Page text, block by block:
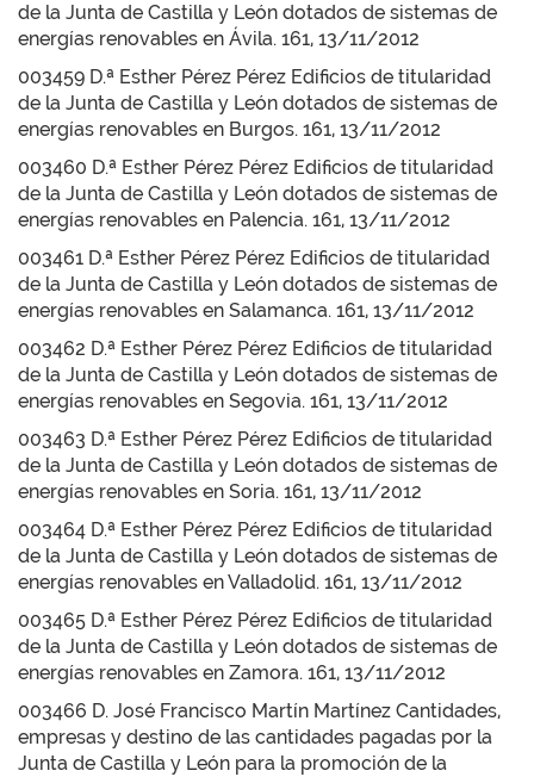
de la Junta de Castilla y León dotados de sistemas de
energías renovables en Ávila. 161, 13/11/2012
003459 D.ª Esther Pérez Pérez Edificios de titularidad
de la Junta de Castilla y León dotados de sistemas de
energías renovables en Burgos. 161, 13/11/2012
003460 D.ª Esther Pérez Pérez Edificios de titularidad
de la Junta de Castilla y León dotados de sistemas de
energías renovables en Palencia. 161, 13/11/2012
003461 D.ª Esther Pérez Pérez Edificios de titularidad
de la Junta de Castilla y León dotados de sistemas de
energías renovables en Salamanca. 161, 13/11/2012
003462 D.ª Esther Pérez Pérez Edificios de titularidad
de la Junta de Castilla y León dotados de sistemas de
energías renovables en Segovia. 161, 13/11/2012
003463 D.ª Esther Pérez Pérez Edificios de titularidad
de la Junta de Castilla y León dotados de sistemas de
energías renovables en Soria. 161, 13/11/2012
003464 D.ª Esther Pérez Pérez Edificios de titularidad
de la Junta de Castilla y León dotados de sistemas de
energías renovables en Valladolid. 161, 13/11/2012
003465 D.ª Esther Pérez Pérez Edificios de titularidad
de la Junta de Castilla y León dotados de sistemas de
energías renovables en Zamora. 161, 13/11/2012
003466 D. José Francisco Martín Martínez Cantidades,
empresas y destino de las cantidades pagadas por la
Junta de Castilla y León para la promoción de la